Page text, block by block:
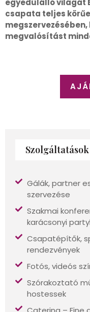
csapata teljes
megvalósítást
Szolgáltatások
Gálák, partner
szervezése
Szakmai
karácsonyi
Csapatépítők,
rendezvények
Fotós, videós
Szórakoztató
hostessek